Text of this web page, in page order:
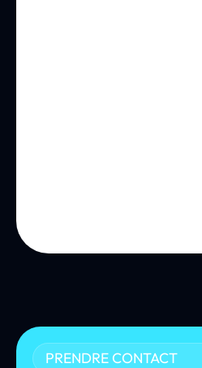
PRENDRE CONTACT